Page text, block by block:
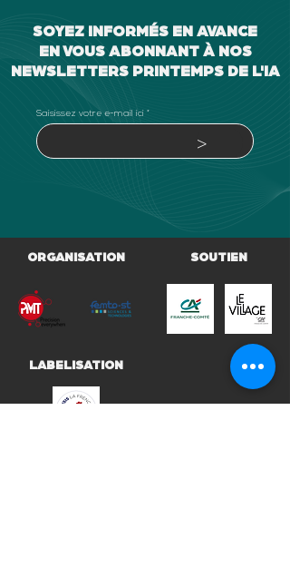
SOYEZ INFORMÉS EN AVANCE
EN VOUS ABONNANT À NOS
NEWSLETTERS PRINTEMPS DE L'IA
Saisissez votre e-mail ici
>
ORGANISATION
LABELISATION
SOUTIEN